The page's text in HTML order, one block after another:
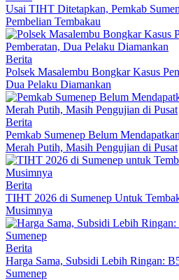
Usai TIHT Ditetapkan, Pemkab
Pembelian Tembakau
Berita
Polsek Masalembu Bongkar Kasus
Dua Pelaku Diamankan
Berita
Pemkab Sumenep Belum
Merah Putih, Masih Pengujian di Pusat
Berita
TIHT 2026 di Sumenep Untuk
Musimnya
Berita
Harga Sama, Subsidi Lebih Ringan:
Sumenep